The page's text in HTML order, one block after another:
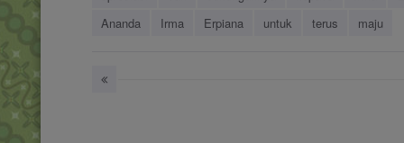
Ananda
Irma Erpiana untuk terus maju